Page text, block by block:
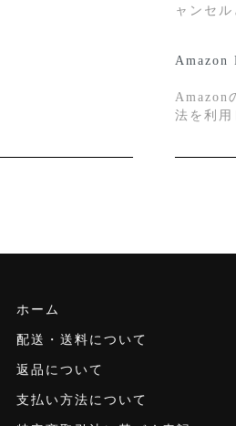
ャンセル
Amazon
Amazon
法を利用
ホーム
配送・送料について
返品について
支払い方法について